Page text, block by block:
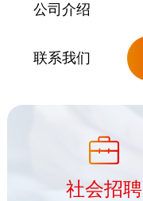
公司介绍
联系我们
社会招聘